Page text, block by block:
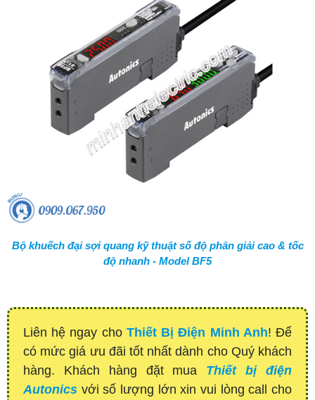
Bộ khuếch đại sợi quang kỹ thuật số độ phân giải cao & tốc
độ nhanh - Model BF5
Liên hệ ngay cho Thiết Bị Điện Minh Anh! Để
có mức giá ưu đãi tốt nhất dành cho Quý khách
hàng. Khách hàng đặt mua Thiết bị điện
Autonics với số lượng lớn xin vui lòng call cho